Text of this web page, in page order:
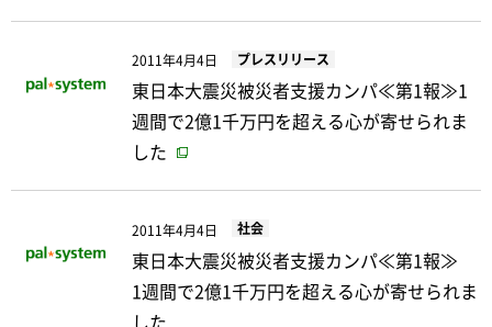
2011年4月4日 プレスリリース
東日本大震災被災者支援カンパ≪第1報≫1
週間で2億1千万円を超える心が寄せられま
した
2011年4月4日 社会
東日本大震災被災者支援カンパ≪第1報≫
1週間で2億1千万円を超える心が寄せられま
した